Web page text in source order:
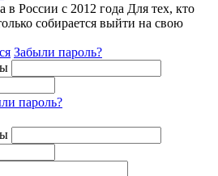
в России с 2012 года Для тех, кто
собирается выйти на свою
Забыли пароль?
пароль?